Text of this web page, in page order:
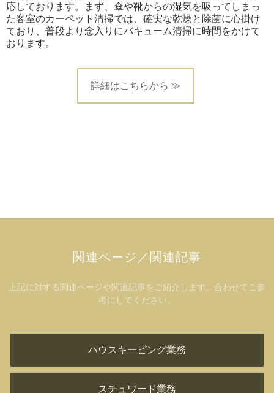
応しております。まず、傘や靴からの湿気を吸ってしまっ
た客室のカーペット清掃では、確実な乾燥と除菌に心掛け
ており、普段より念入りにバキューム清掃に時間をかけて
おります。
詳細はこちらから ≫
関連ページ／関連記事
上記に対する関連ページや関連記事をご紹介します。合わせてご参
考にしてください。
ハウスキーピング業務
スチュワード業務